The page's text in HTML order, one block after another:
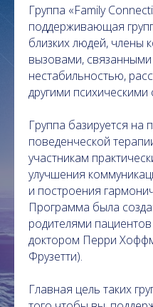
Группа «Family
поддерживающая
близких людей, члены
вызовами,
нестабильностью,
другими психическими
Группа базируется на
поведенческой
участникам
улучшения
и построения
Программа была
родителями
доктором Перри
Фрузетти).
Главная цель таких